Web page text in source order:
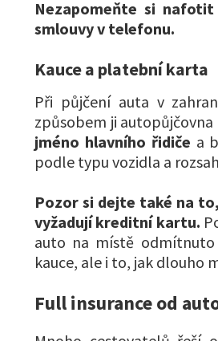
Nezapomeňte si
smlouvy v telefonu.
Kauce a platební karta
Při půjčení auta v
způsobem ji
jméno hlavního řidiče a
podle typu vozidla a
Pozor si dejte také na
vyžadují kreditní kartu.
auto na místě
kauce, ale i to, jak dlouho
Full insurance od